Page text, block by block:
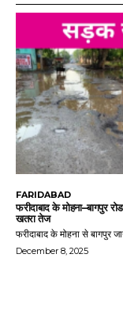
FARIDABAD
फरीदाबाद के मोहना–बागपुर
खतरा तेज
फरीदाबाद के मोहना से बागपुर
December 8, 2025